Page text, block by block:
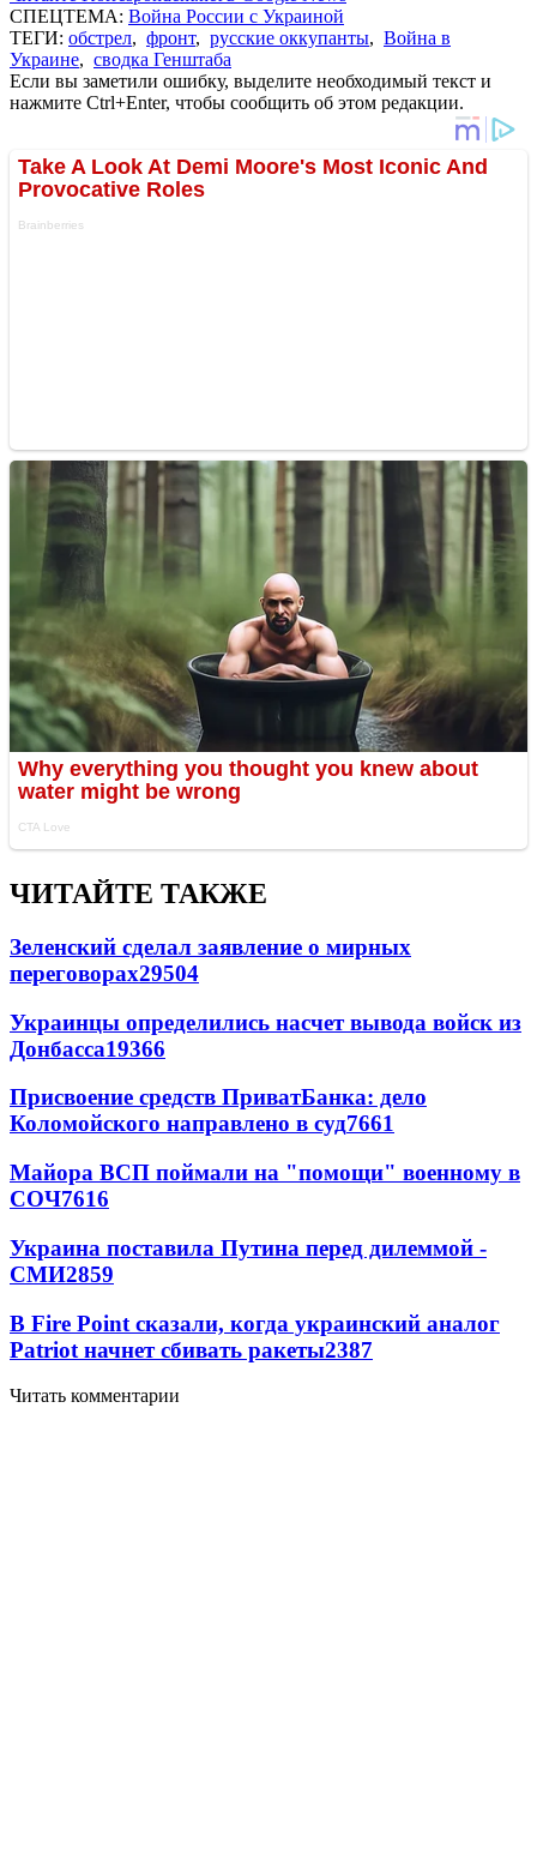
СПЕЦТЕМА: Война России с Украиной
ТЕГИ: обстрел, фронт, русские оккупанты, Война в
Украине, сводка Генштаба
Если вы заметили ошибку, выделите необходимый текст и
нажмите Ctrl+Enter, чтобы сообщить об этом редакции.
ЧИТАЙТЕ ТАКЖЕ
Зеленский сделал заявление о мирных
переговорах29504
Украинцы определились насчет вывода войск из
Донбасса19366
Присвоение средств ПриватБанка: дело
Коломойского направлено в суд7661
Майора ВСП поймали на "помощи" военному в
СОЧ7616
Украина поставила Путина перед дилеммой -
СМИ2859
В Fire Point сказали, когда украинский аналог
Patriot начнет сбивать ракеты2387
Читать комментарии